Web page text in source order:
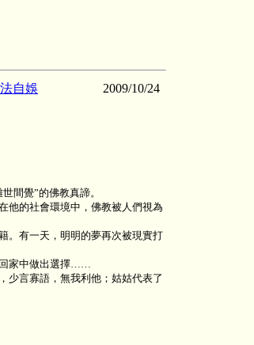
自娛 2009/10/24
間覺”的佛教真諦。
他的社會環境中，佛教被人們視為
。有一天，明明的夢再次被現實打
回家中做出選擇……
少言寡語，無我利他；姑姑代表了